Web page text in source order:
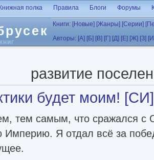
Книжная полка Правила Блоги Форумы
Книги: [Новые] [Жанры] [Серии]
Авторы: [А] [Б] [В] [Г] [Д] [Е] [Ж] [З]
развитие
будет моим! [СИ]
тем самым, что сражался с
Империю. Я отдал всё за